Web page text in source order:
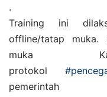
.
Training ini
offline/tatap muka.
muka
protokol
pemerintah